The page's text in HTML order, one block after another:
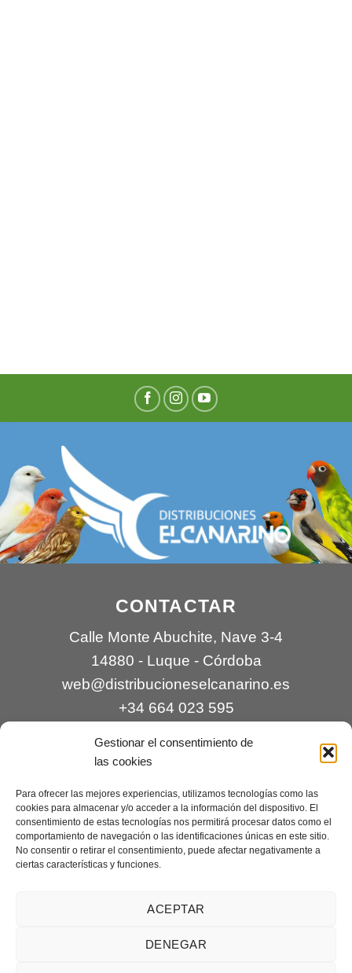
Gestionar el consentimiento de
las cookies
Para ofrecer las mejores experiencias, utilizamos tecnologías como las
cookies para almacenar y/o acceder a la información del dispositivo. El
consentimiento de estas tecnologías nos permitirá procesar datos como el
comportamiento de navegación o las identificaciones únicas en este sitio.
No consentir o retirar el consentimiento, puede afectar negativamente a
ciertas características y funciones.
ACEPTAR
DENEGAR
CONTACTAR
Calle Monte Abuchite, Nave 3-4
14880 - Luque - Córdoba
web@distribucioneselcanarino.es
+34 664 023 595
Contacto|Incidencias|Devoluciones |
Condiciones generales
Mantenimiento web a cargo deCreaciones Digitales – mantenimiento web